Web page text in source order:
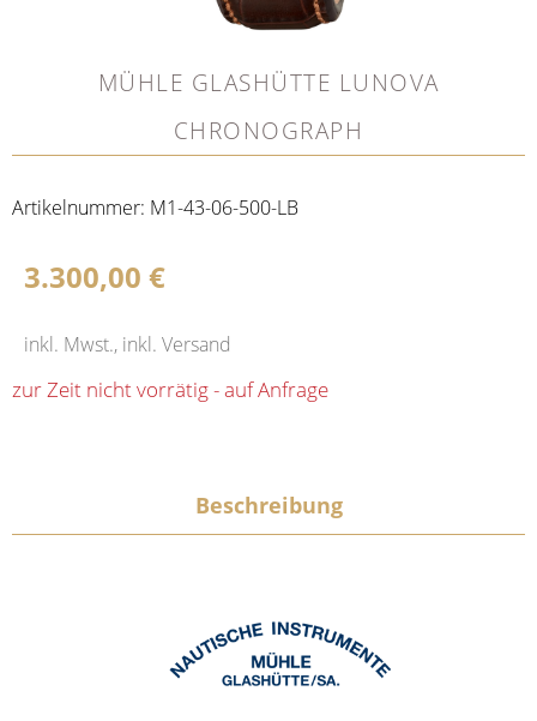
MÜHLE GLASHÜTTE LUNOVA
CHRONOGRAPH
Artikelnummer: M1-43-06-500-LB
3.300,00 €
inkl. Mwst., inkl. Versand
zur Zeit nicht vorrätig - auf Anfrage
Beschreibung